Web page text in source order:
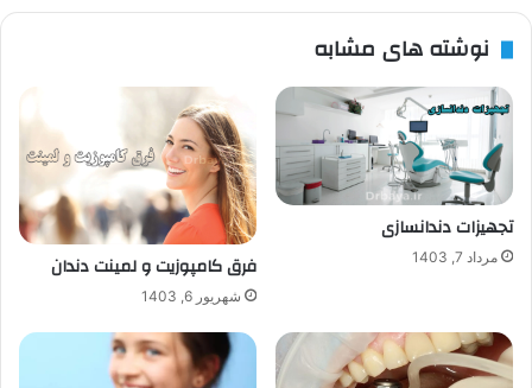
نوشته های مشابه
تجهیزات دندانسازی
مرداد 7, 1403 فرق کامپوزیت و لمینت دندان
شهریور 6, 1403